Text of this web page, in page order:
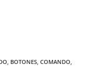
BOTONES COMANDO